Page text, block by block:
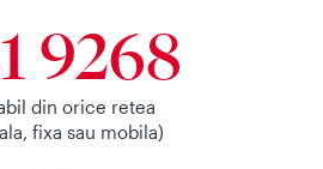
9268
din orice retea
fixa sau mobila)